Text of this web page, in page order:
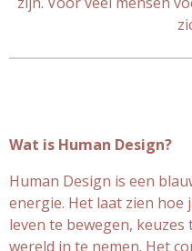
Wat is Human Design?
Human Design is een
energie. Het laat zien
leven te bewegen,
wereld in te nemen. Het